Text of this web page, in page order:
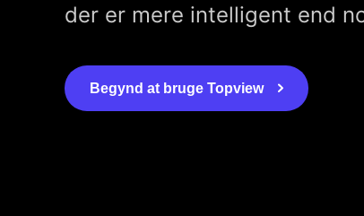
der er mere intelligent end
Begynd at bruge Topview